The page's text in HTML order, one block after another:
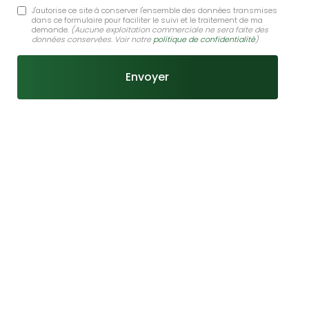
J'autorise ce site à conserver l'ensemble des données transmises
dans ce formulaire pour faciliter le suivi et le traitement de ma
demande. (Aucune exploitation commerciale ne sera faite des
données conservées. Voir notrepolitique de confidentialité)